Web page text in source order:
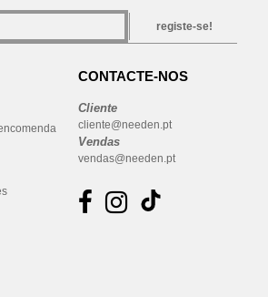
registe-se!
CONTACTE-NOS
Cliente
cliente@needen.pt
Vendas
vendas@needen.pt